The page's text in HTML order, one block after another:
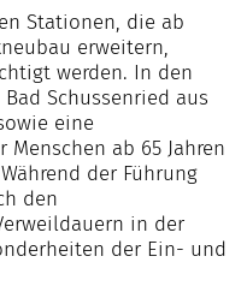
Stationen, die ab
erweitern,
werden. In den
Schussenried aus
eine
ab 65 Jahren
der Führung
den
in der
der Ein- und